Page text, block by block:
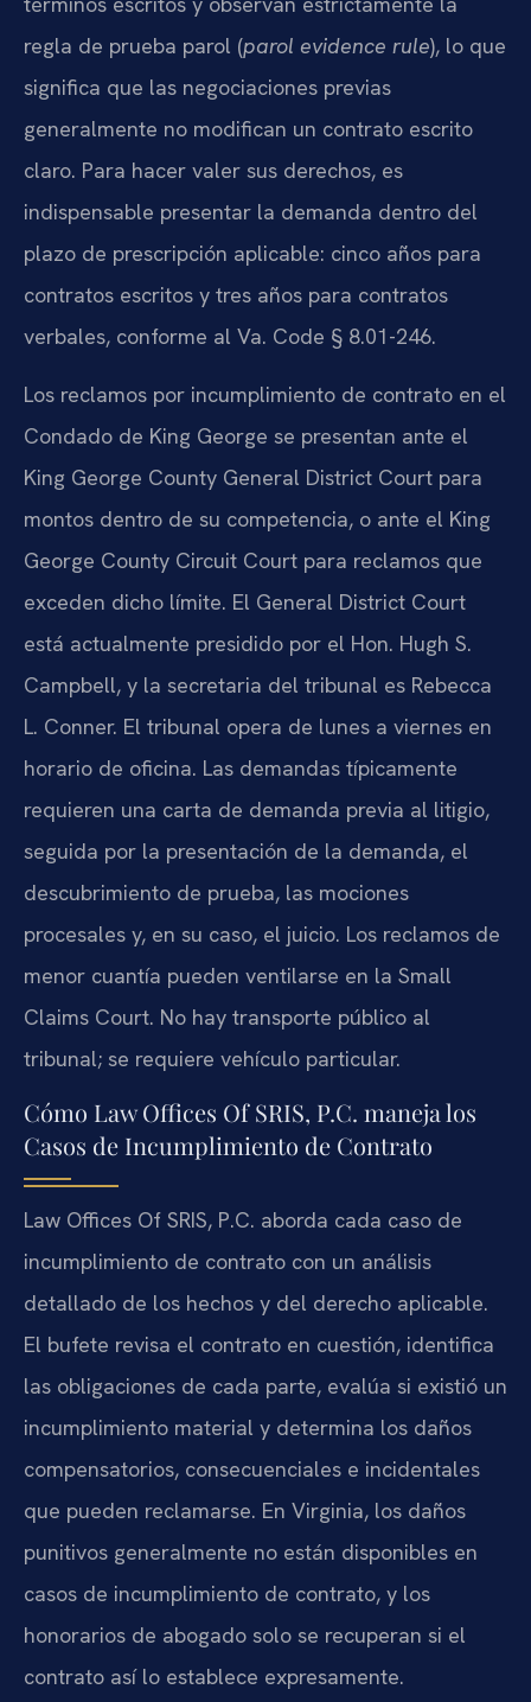
regla de prueba parol (parol evidence rule), lo que
significa que las negociaciones previas
generalmente no modifican un contrato escrito
claro. Para hacer valer sus derechos, es
indispensable presentar la demanda dentro del
plazo de prescripción aplicable: cinco años para
contratos escritos y tres años para contratos
verbales, conforme al Va. Code § 8.01-246.
Los reclamos por incumplimiento de contrato en el
Condado de King George se presentan ante el
King George County General District Court para
montos dentro de su competencia, o ante el King
George County Circuit Court para reclamos que
exceden dicho límite. El General District Court
está actualmente presidido por el Hon. Hugh S.
Campbell, y la secretaria del tribunal es Rebecca
L. Conner. El tribunal opera de lunes a viernes en
horario de oficina. Las demandas típicamente
requieren una carta de demanda previa al litigio,
seguida por la presentación de la demanda, el
descubrimiento de prueba, las mociones
procesales y, en su caso, el juicio. Los reclamos de
menor cuantía pueden ventilarse en la Small
Claims Court. No hay transporte público al
tribunal; se requiere vehículo particular.
Cómo Law Offices Of SRIS, P.C. maneja los
Casos de Incumplimiento de Contrato
Law Offices Of SRIS, P.C. aborda cada caso de
incumplimiento de contrato con un análisis
detallado de los hechos y del derecho aplicable.
El bufete revisa el contrato en cuestión, identifica
las obligaciones de cada parte, evalúa si existió un
incumplimiento material y determina los daños
compensatorios, consecuenciales e incidentales
que pueden reclamarse. En Virginia, los daños
punitivos generalmente no están disponibles en
casos de incumplimiento de contrato, y los
honorarios de abogado solo se recuperan si el
contrato así lo establece expresamente.